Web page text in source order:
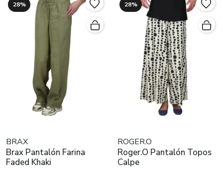
28%
BRAX
Brax Pantalón Farina
Faded Khaki
28%
ROGER.O
Roger.O Pantalón Topos
Calpe